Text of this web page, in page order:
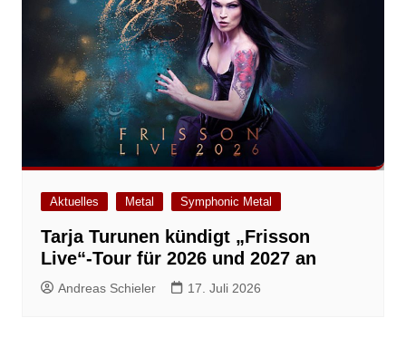
Aktuelles Metal Symphonic Metal
Tarja Turunen kündigt „Frisson
Live“-Tour für 2026 und 2027 an
Andreas Schieler 17. Juli 2026